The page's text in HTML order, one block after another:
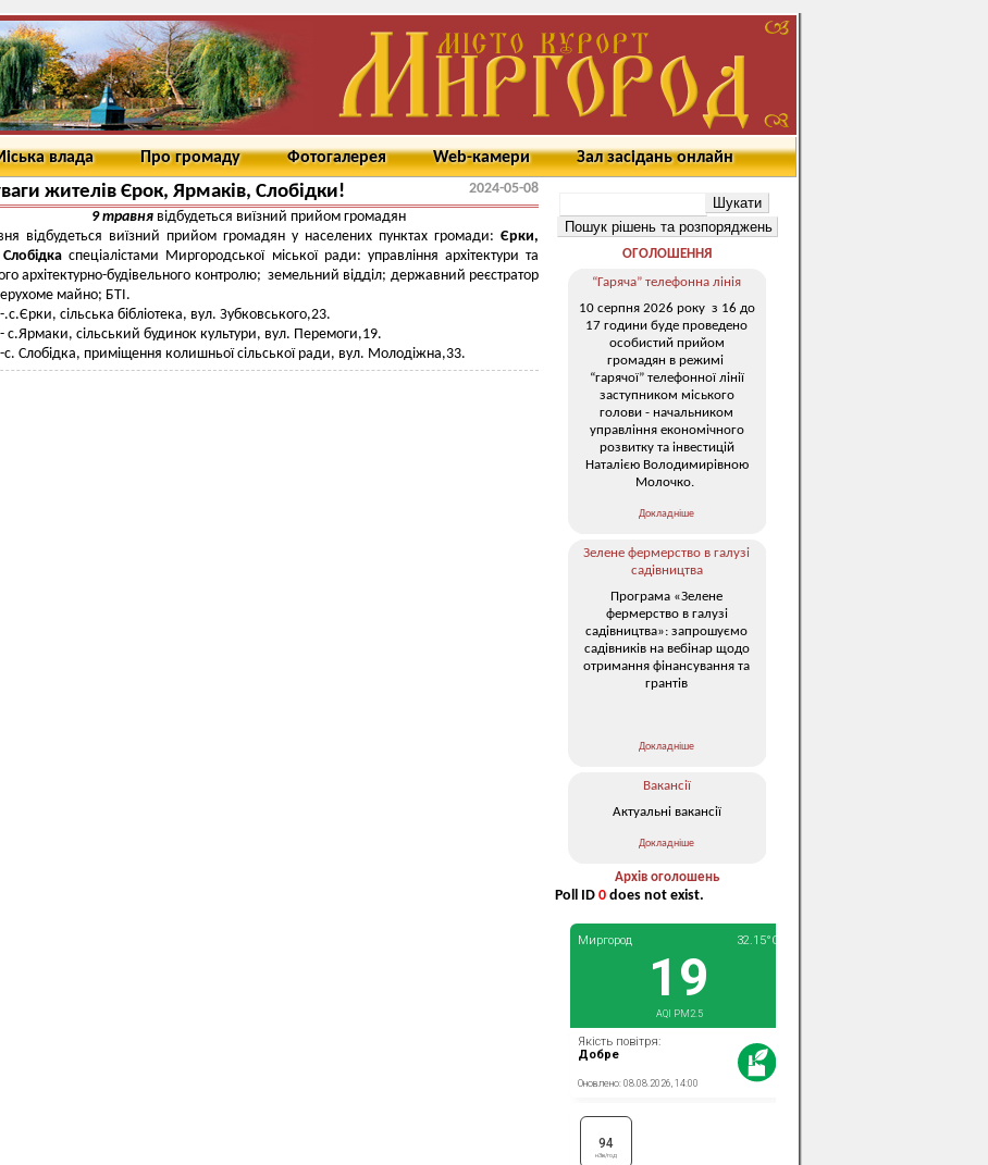
влада Про громаду Фотогалерея Web-камери Зал засідань онлайн
жителів Єрок, Ярмаків, Слобідки!
2024-05-08
9 травня відбудеться виїзний прийом громадян
відбудеться виїзний прийом громадян у населених пунктах громади: Єрки,
спеціалістами Миргородської міської ради: управління архітектури та
архітектурно-будівельного контролю; земельний відділ; державний реєстратор
майно; БТІ.
-.с.Єрки, сільська бібліотека, вул. Зубковського,23.
- с.Ярмаки, сільський будинок культури, вул. Перемоги,19.
-с. Слобідка, приміщення колишньої сільської ради, вул. Молодіжна,33.
ОГОЛОШЕННЯ
“Гаряча” телефонна лінія
10 серпня 2026 року з 16 до
17 години буде проведено
особистий прийом
громадян в режимі
“гарячої” телефонної лінії
заступником міського
голови - начальником
управління економічного
розвитку та інвестицій
Наталією Володимирівною
Молочко.
Докладніше
Зелене фермерство в галузі
садівництва
Програма «Зелене
фермерство в галузі
садівництва»: запрошуємо
садівників на вебінар щодо
отримання фінансування та
грантів
Докладніше
Вакансії
Актуальні вакансії
Докладніше
Архів оголошень
Poll ID 0 does not exist.